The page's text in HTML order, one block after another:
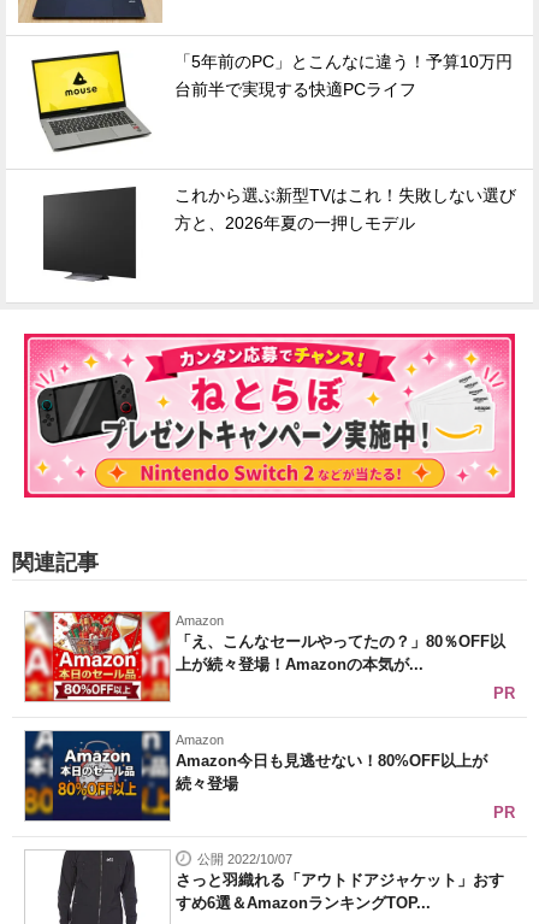
「5年前のPC」とこんなに違う！予算10万円
台前半で実現する快適PCライフ
これから選ぶ新型TVはこれ！失敗しない選び
方と、2026年夏の一押しモデル
関連記事
Amazon
「え、こんなセールやってたの？」80％OFF以
上が続々登場！Amazonの本気が...
PR
Amazon
Amazon今日も見逃せない！80%OFF以上が
続々登場
PR
公開 2022/10/07
さっと羽織れる「アウトドアジャケット」おす
すめ6選＆AmazonランキングTOP...